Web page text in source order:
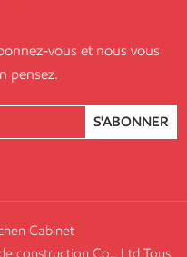
vous et nous vous
pensez.
S'ABONNER
Cabinet
construction Co., Ltd Tous